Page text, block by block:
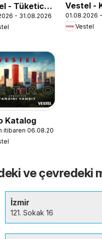
- Tüketici
- 31.08.2026
Vestel -
Aletleri
01.08.2026
Vestel
Katalog
itibaren 06.08.2024
ve çevredeki
İzmir
121. Sokak 16